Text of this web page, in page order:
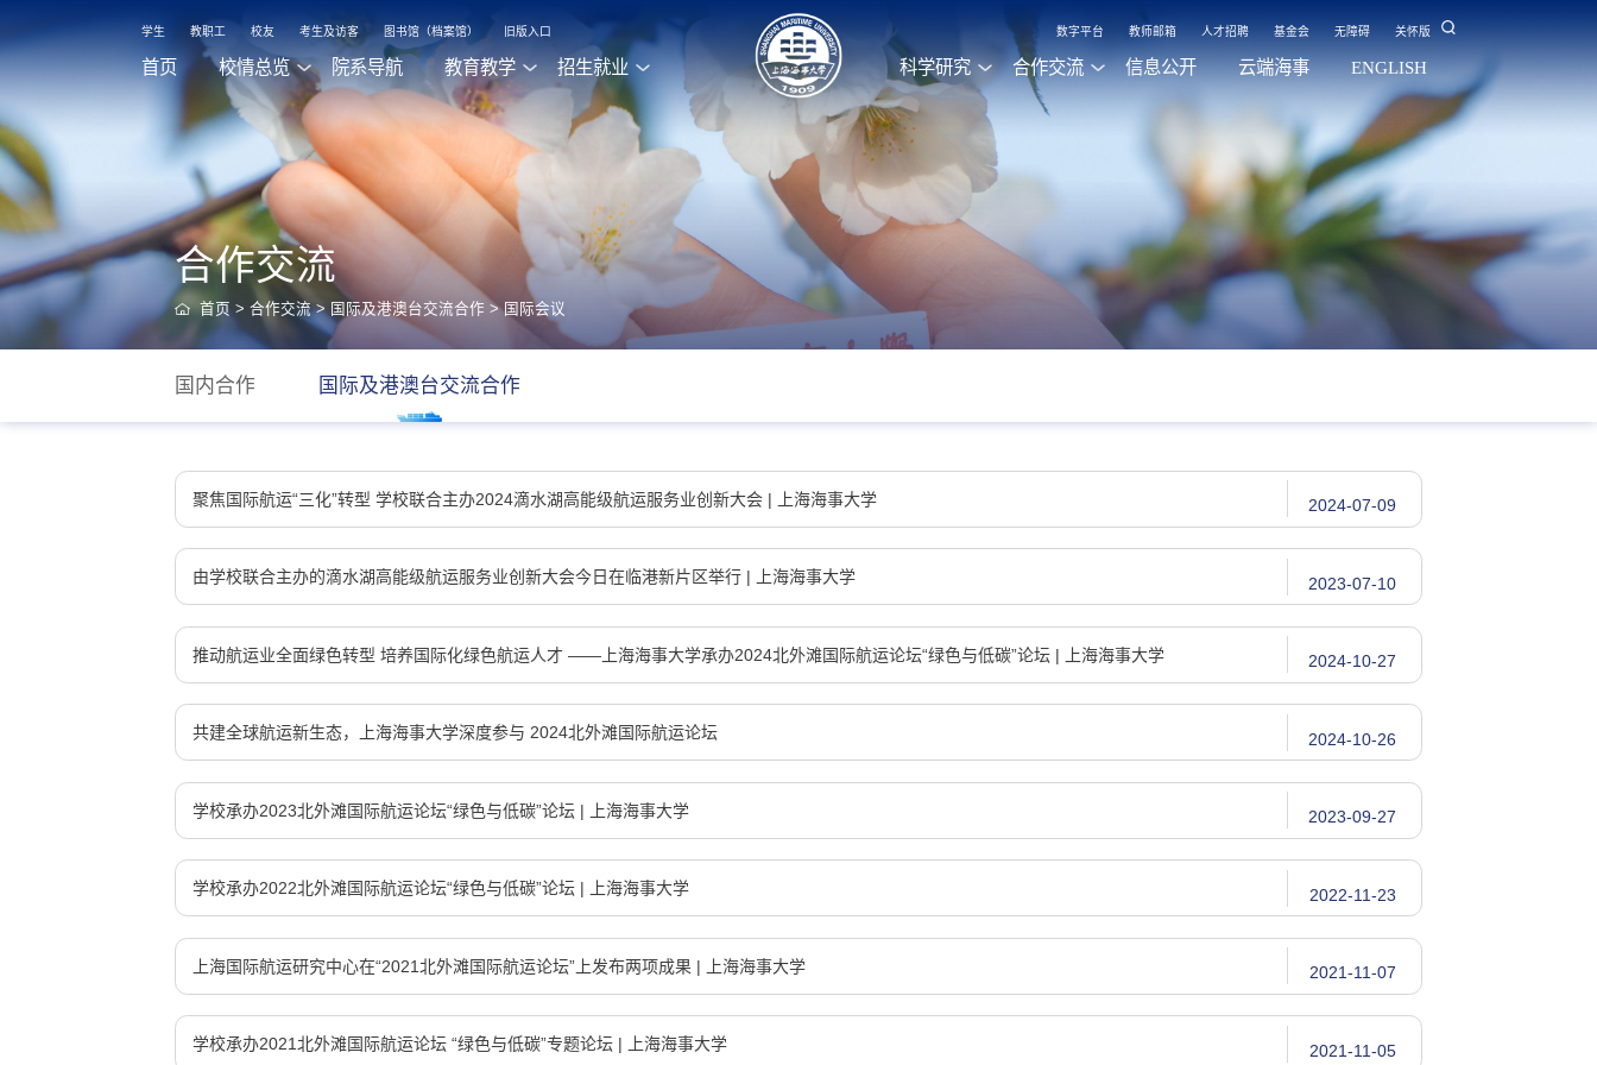
学生 教职工 校友 考生及访客 图书馆（档案馆） 旧版入口 数字平台 教师邮箱 人才招聘 基金会 无障碍 关怀版
首页 校情总览 院系导航 教育教学 招生就业 科学研究 合作交流 信息公开 云端海事 ENGLISH
合作交流
首页> 合作交流> 国际及港澳台交流合作 >国际会议
国内合作 国际及港澳台交流合作
2024-07-09
聚焦国际航运“三化”转型 学校联合主办2024滴水湖高能级航运服务业创新大会 | 上海海事大学
2023-07-10
由学校联合主办的滴水湖高能级航运服务业创新大会今日在临港新片区举行 | 上海海事大学
2024-10-27
推动航运业全面绿色转型 培养国际化绿色航运人才 ——上海海事大学承办2024北外滩国际航运论坛“绿色与低碳”论坛 | 上海海事大学
2024-10-26
共建全球航运新生态，上海海事大学深度参与 2024北外滩国际航运论坛
2023-09-27
学校承办2023北外滩国际航运论坛“绿色与低碳”论坛 | 上海海事大学
2022-11-23
学校承办2022北外滩国际航运论坛“绿色与低碳”论坛 | 上海海事大学
2021-11-07
上海国际航运研究中心在“2021北外滩国际航运论坛”上发布两项成果 | 上海海事大学
2021-11-05
学校承办2021北外滩国际航运论坛 “绿色与低碳”专题论坛 | 上海海事大学